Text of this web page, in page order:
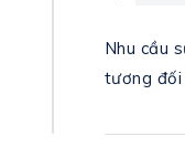
Nhu cầu
tương